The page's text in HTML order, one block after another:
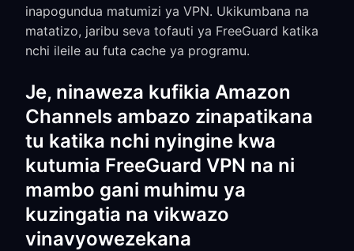
inapogundua matumizi ya VPN. Ukikumbana na
matatizo, jaribu seva tofauti ya FreeGuard katika
nchi ileile au futa cache ya programu.
Je, ninaweza kufikia Amazon
Channels ambazo zinapatikana
tu katika nchi nyingine kwa
kutumia FreeGuard VPN na ni
mambo gani muhimu ya
kuzingatia na vikwazo
vinavyowezekana